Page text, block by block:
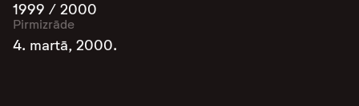
1999 / 2000
Pirmizrāde
4. martā, 2000.